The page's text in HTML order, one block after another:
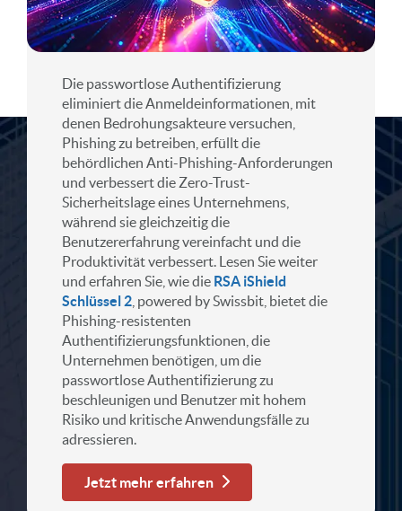
Die passwortlose Authentifizierung
eliminiert die Anmeldeinformationen, mit
denen Bedrohungsakteure versuchen,
Phishing zu betreiben, erfüllt die
behördlichen Anti-Phishing-Anforderungen
und verbessert die Zero-Trust-
Sicherheitslage eines Unternehmens,
während sie gleichzeitig die
Benutzererfahrung vereinfacht und die
Produktivität verbessert. Lesen Sie weiter
und erfahren Sie, wie die RSA iShield
Schlüssel 2 , powered by Swissbit, bietet die
Phishing-resistenten
Authentifizierungsfunktionen, die
Unternehmen benötigen, um die
passwortlose Authentifizierung zu
beschleunigen und Benutzer mit hohem
Risiko und kritische Anwendungsfälle zu
adressieren.
Jetzt mehr erfahren